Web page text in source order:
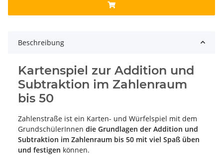
Beschreibung
Kartenspiel zur Addition und
Subtraktion im Zahlenraum
bis 50
Zahlenstraße ist ein Karten- und Würfelspiel mit dem
GrundschülerInnen die Grundlagen der Addition und
Subtraktion im Zahlenraum bis 50 mit viel Spaß üben
und festigen können.